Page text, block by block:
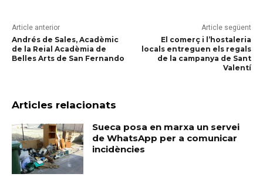
Article anterior
Andrés de Sales, Acadèmic
de la Reial Acadèmia de
Belles Arts de San Fernando
Article següent
El comerç i l’hostaleria
locals entreguen els regals
de la campanya de Sant
Valentí
Articles relacionats
Sueca posa en marxa un servei
de WhatsApp per a comunicar
incidències